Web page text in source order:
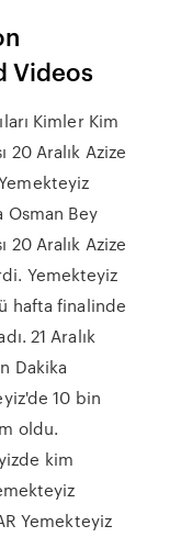
Videos
Kimler Kim
20 Aralık Azize
Osman Bey
20 Aralık Azize
Yemekteyiz
hafta finalinde
21 Aralık
Dakika
10 bin
oldu.
kim
Yemekteyiz